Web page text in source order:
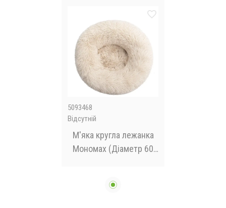
5093468
Відсутній
М'яка кругла лежанка
Мономах (Діаметр 60